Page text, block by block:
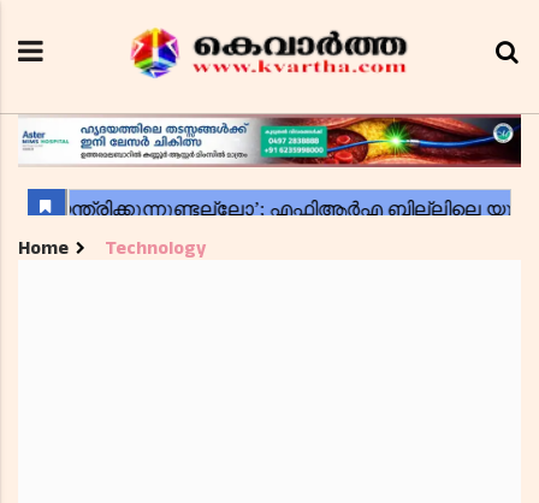
Home Technology